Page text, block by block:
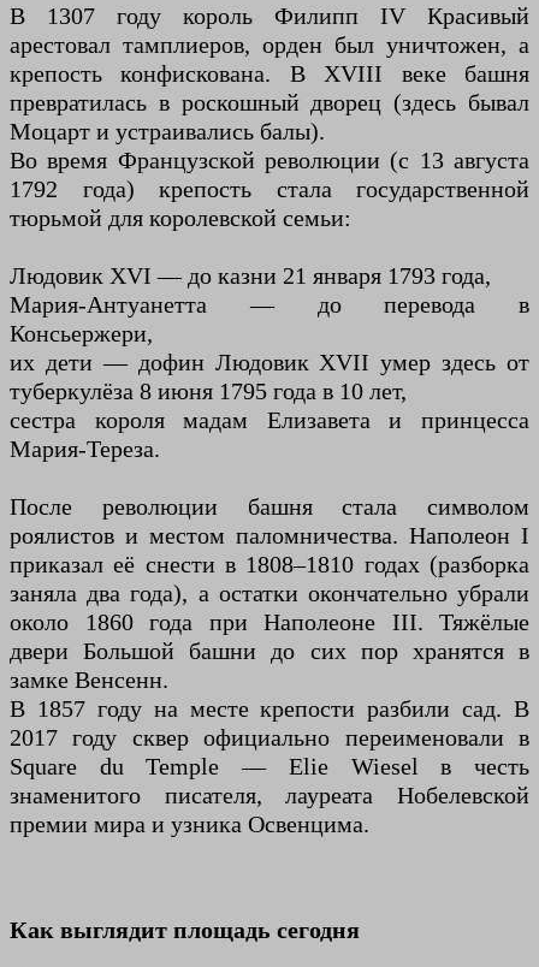
В 1307 году король Филипп IV Красивый
арестовал тамплиеров, орден был уничтожен, а
крепость конфискована. В XVIII веке башня
превратилась в роскошный дворец (здесь бывал
Моцарт и устраивались балы).
Во время Французской революции (с 13 августа
1792 года) крепость стала государственной
тюрьмой для королевской семьи:
Людовик XVI — до казни 21 января 1793 года,
Мария-Антуанетта — до перевода в
Консьержери,
их дети — дофин Людовик XVII умер здесь от
туберкулёза 8 июня 1795 года в 10 лет,
сестра короля мадам Елизавета и принцесса
Мария-Тереза.
После революции башня стала символом
роялистов и местом паломничества. Наполеон I
приказал её снести в 1808–1810 годах (разборка
заняла два года), а остатки окончательно убрали
около 1860 года при Наполеоне III. Тяжёлые
двери Большой башни до сих пор хранятся в
замке Венсенн.
В 1857 году на месте крепости разбили сад. В
2017 году сквер официально переименовали в
Square du Temple — Elie Wiesel в честь
знаменитого писателя, лауреата Нобелевской
премии мира и узника Освенцима.
Как выглядит площадь сегодня